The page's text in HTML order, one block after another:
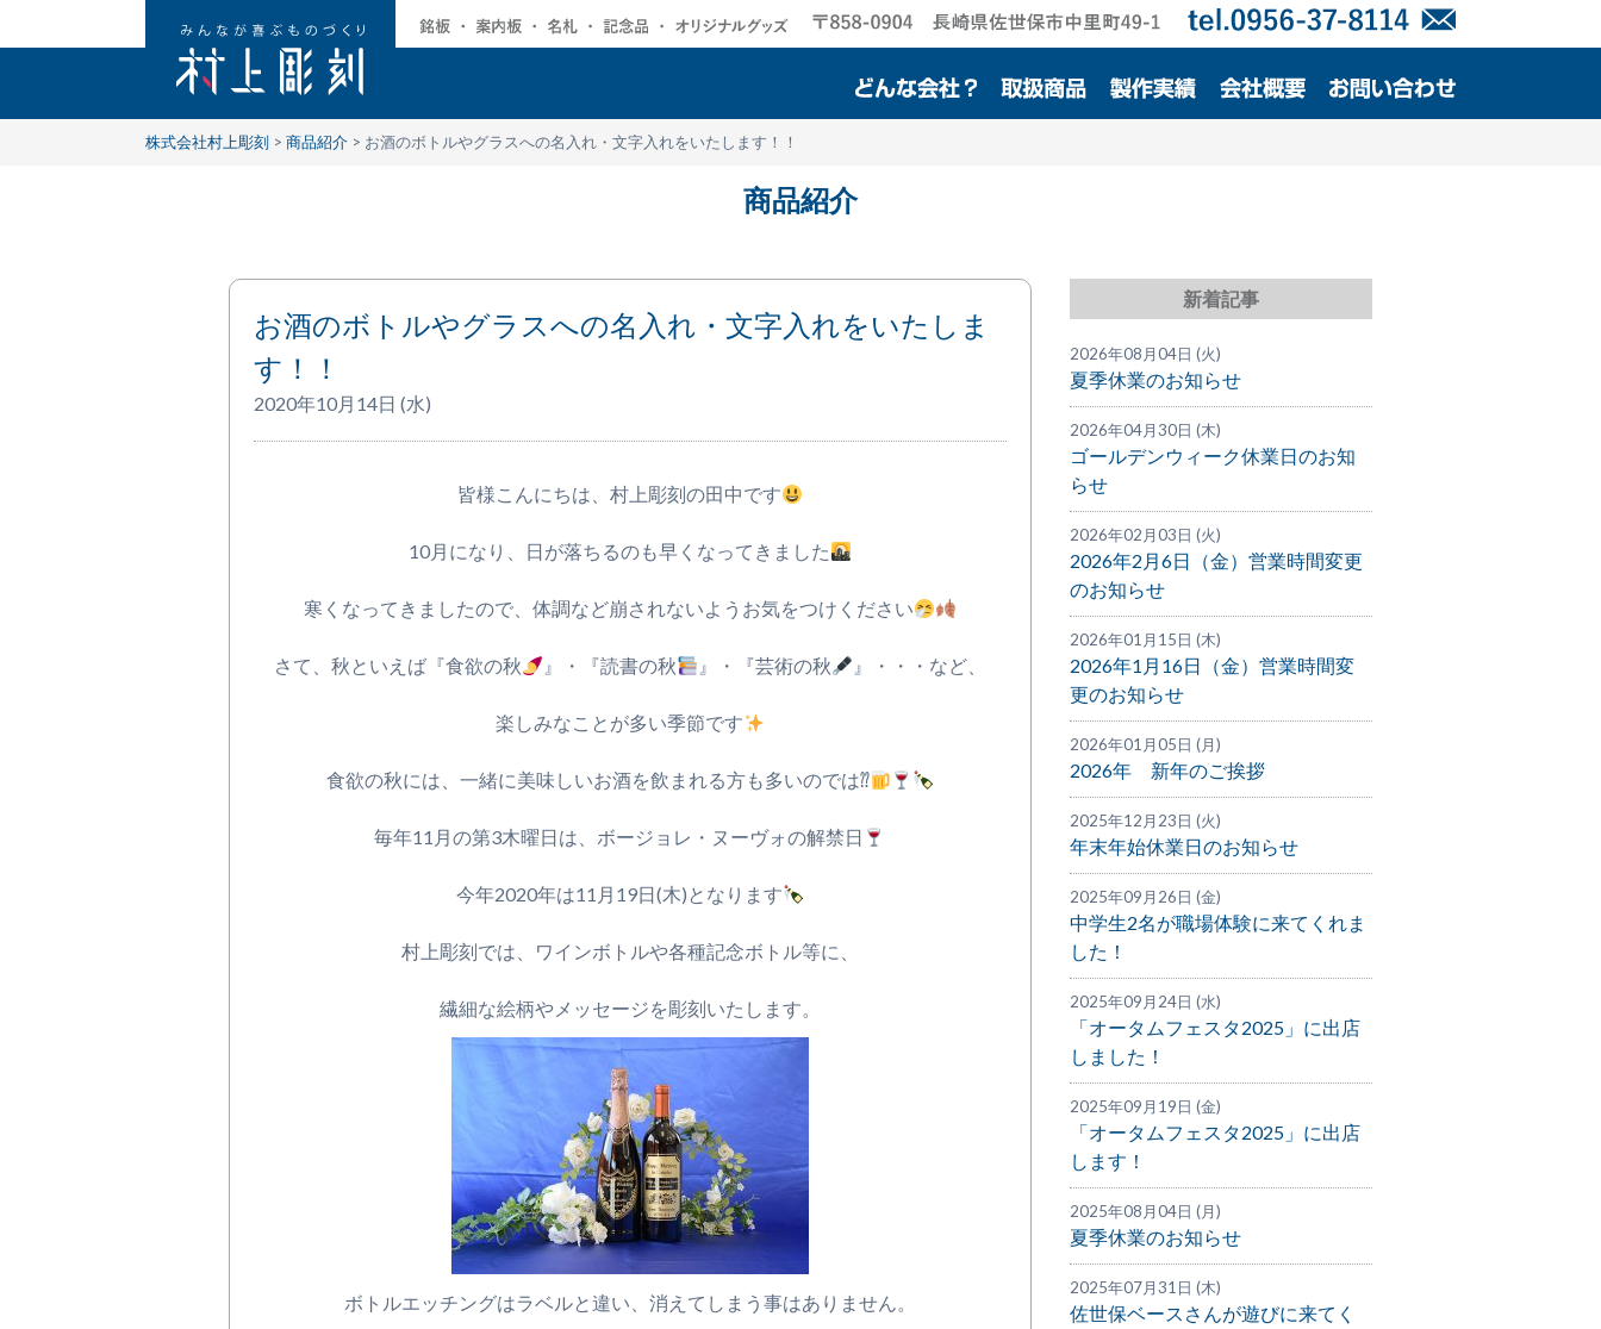
株式会社村上彫刻 > 商品紹介 > お酒のボトルやグラスへの名入れ・文字入れをいたします！！
商品紹介
お酒のボトルやグラスへの名入れ・文字入れをいたしま
す！！
2020年10月14日 (水)
皆様こんにちは、村上彫刻の田中です
10月になり、日が落ちるのも早くなってきました
寒くなってきましたので、体調など崩されないようお気をつけください
さて、秋といえば『食欲の秋 』・『読書の秋 』・『芸術の秋 』・・・など、
楽しみなことが多い季節です
食欲の秋には、一緒に美味しいお酒を飲まれる方も多いのでは⁇
毎年11月の第3木曜日は、ボージョレ・ヌーヴォの解禁日
今年2020年は11月19日(木)となります
村上彫刻では、ワインボトルや各種記念ボトル等に、
繊細な絵柄やメッセージを彫刻いたします。
ボトルエッチングはラベルと違い、消えてしまう事はありません。
新着記事
2026年08月04日 (火)
夏季休業のお知らせ
2026年04月30日 (木)
ゴールデンウィーク休業日のお知
らせ
2026年02月03日 (火)
2026年2月6日（金）営業時間変更
のお知らせ
2026年01月15日 (木)
2026年1月16日（金）営業時間変
更のお知らせ
2026年01月05日 (月)
2026年 新年のご挨拶
2025年12月23日 (火)
年末年始休業日のお知らせ
2025年09月26日 (金)
中学生2名が職場体験に来てくれま
した！
2025年09月24日 (水)
「オータムフェスタ2025」に出店
しました！
2025年09月19日 (金)
「オータムフェスタ2025」に出店
します！
2025年08月04日 (月)
夏季休業のお知らせ
2025年07月31日 (木)
佐世保ベースさんが遊びに来てく